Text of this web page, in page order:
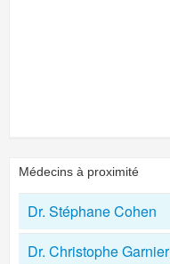
Médecins à proximité
Dr. Stéphane Cohen
Dr. Christophe Garnier